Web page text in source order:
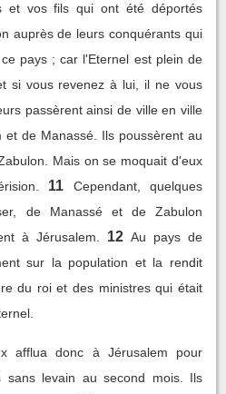
et vos fils qui ont été déportés
auprès de leurs conquérants qui
pays ; car l'Eternel est plein de
si vous revenez à lui, il ne vous
passèrent ainsi de ville en ville
de Manassé. Ils poussèrent au
Mais on se moquait d'eux
11
Cependant, quelques
de Manassé et de Zabulon
à Jérusalem.
12 Au pays de
sur la population et la rendit
du roi et des ministres qui était
afflua donc à Jérusalem pour
levain au second mois. Ils